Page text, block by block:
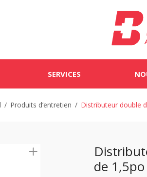
SERVICES
/ Produits d’entretien / Distributeur double
de